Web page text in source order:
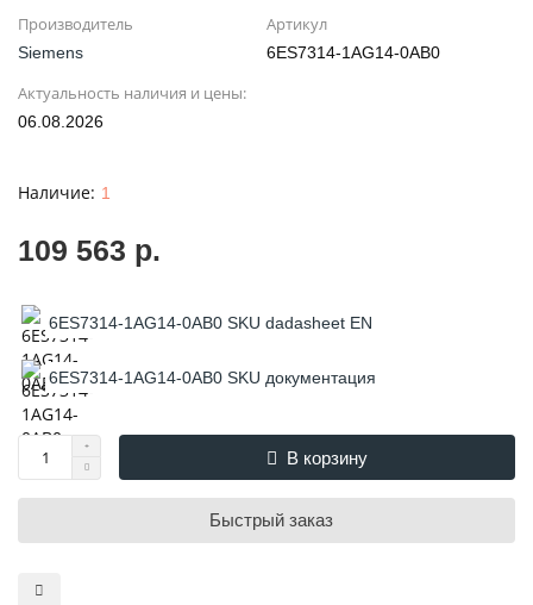
Производитель
Siemens
Артикул
6ES7314-1AG14-0AB0
Актуальность наличия и цены:
06.08.2026
1
109 563 р.
6ES7314-1AG14-0AB0 SKU dadasheet EN
6ES7314-1AG14-0AB0 SKU документация
В корзину
Быстрый заказ